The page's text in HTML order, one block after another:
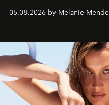
de vivre Romain dans
05.08.2026 by Melanie